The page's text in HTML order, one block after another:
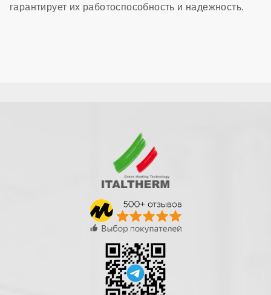
гарантирует их работоспособность и надежность.